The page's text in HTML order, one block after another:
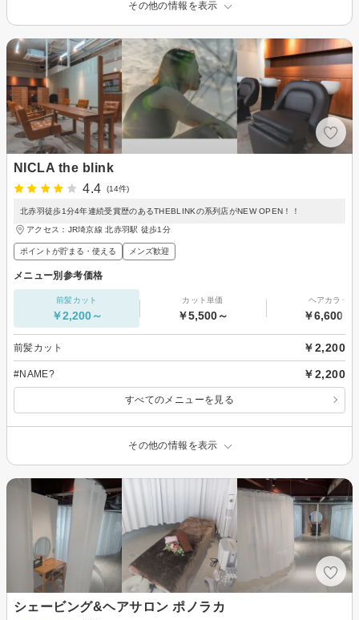
その他の情報を表示
NICLA the blink
4.4
(14件)
北赤羽徒歩1分4年連続受賞歴のあるTHEBLINKの系列店がNEW OPEN！！
アクセス：JR埼京線 北赤羽駅 徒歩1分
ポイントが貯まる・使える メンズ歓迎
メニュー別参考価格
前髪カット
￥2,200～
カット単価
￥5,500～
ヘアカラー
￥6,600～
前髪カット ￥2,200
#NAME? ￥2,200
すべてのメニューを見る
その他の情報を表示
シェービング&ヘアサロン ポノラカ